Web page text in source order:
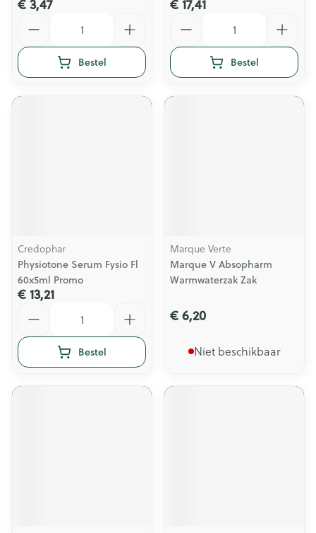
€ 3,47
Bestel
€ 17,41
Bestel
Credophar
Physiotone Serum Fysio Fl
60x5ml Promo
€ 13,21
Bestel
Marque Verte
Marque V Absopharm
Warmwaterzak Zak
€ 6,20
Niet beschikbaar